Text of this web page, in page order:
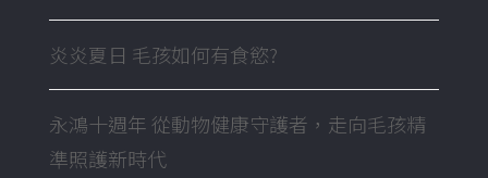
炎炎夏日 毛孩如何有食慾?
永鴻十週年 從動物健康守護者，走向毛孩精
準照護新時代